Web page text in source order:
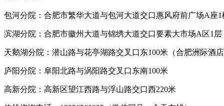
包河分院：合肥市繁华大道与包河大道交口惠风府前广场A座1
滨湖分院：合肥市徽州大道与锦绣大道交口要素大市场A区1层
天鹅湖分院：潜山路与花亭湖路交叉口东100米（合肥洲际酒店
庐阳分院：阜阳北路与涡阳路交叉口东南100米
高新分院：高新区望江西路与浮山路交口西220米